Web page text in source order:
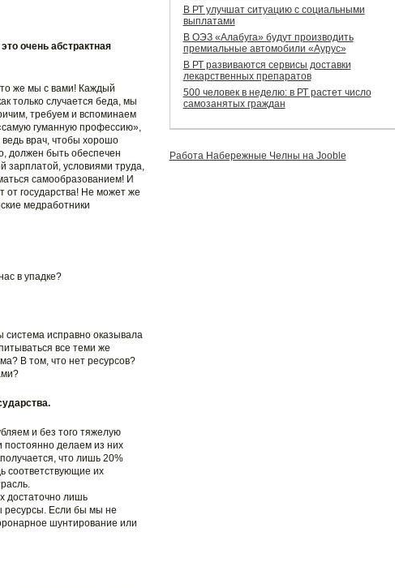
очень абстрактная
же мы с вами! Каждый
только случается беда, мы
требуем и вспоминаем
гуманную профессию»,
врач, чтобы хорошо
должен быть обеспечен
зарплатой, условиями труда,
самообразованием! И
от государства! Не может же
медработники
в упадке?
исправно оказывала
все теми же
В том, что нет ресурсов?
и без того тяжелую
постоянно делаем из них
что лишь 20%
соответствующие их
достаточно лишь
ресурсы. Если бы мы не
шунтирование или
В РТ улучшат ситуацию с социальными
выплатами
В ОЭЗ «Алабуга» будут производить
премиальные автомобили «Аурус»
В РТ развиваются сервисы доставки
лекарственных препаратов
500 человек в неделю: в РТ растет число
самозанятых граждан
Работа Набережные Челны на Jooble